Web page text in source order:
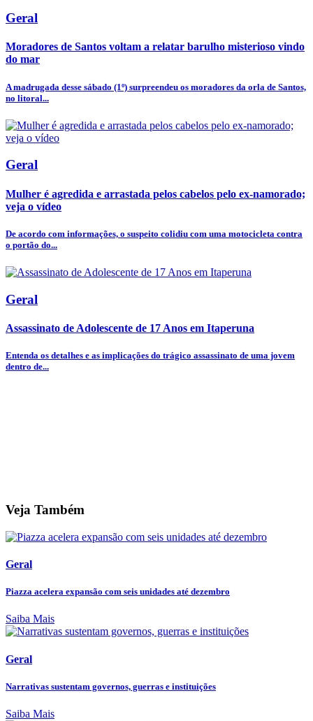
Geral
Moradores de Santos voltam a relatar barulho misterioso vindo
do mar
A madrugada desse sábado (1º) surpreendeu os moradores da orla de Santos,
no litoral...
Geral
Mulher é agredida e arrastada pelos cabelos pelo ex-namorado;
veja o vídeo
De acordo com informações, o suspeito colidiu com uma motocicleta contra
o portão do...
Geral
Assassinato de Adolescente de 17 Anos em Itaperuna
Entenda os detalhes e as implicações do trágico assassinato de uma jovem
dentro de...
Veja Também
Geral
Piazza acelera expansão com seis unidades até dezembro
Saiba Mais
Geral
Narrativas sustentam governos, guerras e instituições
Saiba Mais